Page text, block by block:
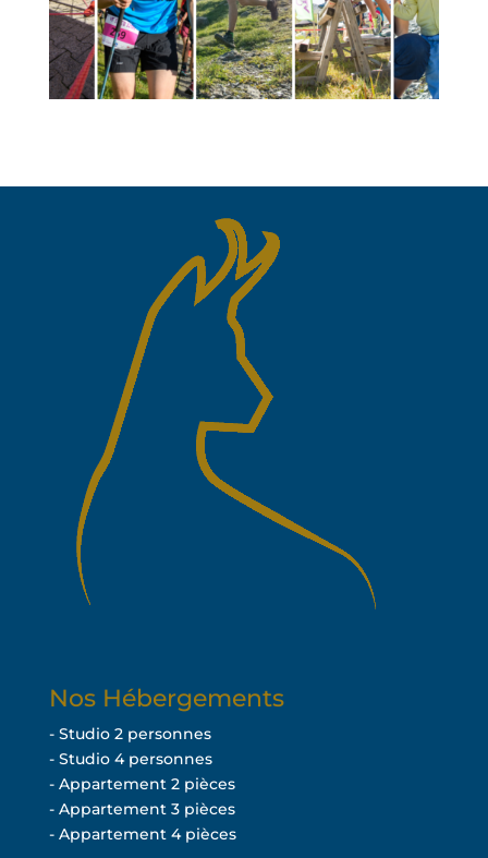
Nos Hébergements
- Studio 2 personnes
- Studio 4 personnes
- Appartement 2 pièces
- Appartement 3 pièces
- Appartement 4 pièces